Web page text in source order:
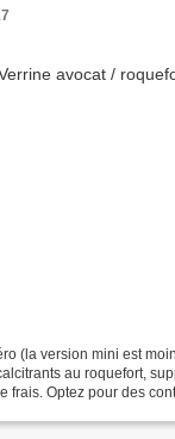
(la version mini est
au roquefort,
frais. Optez pour des